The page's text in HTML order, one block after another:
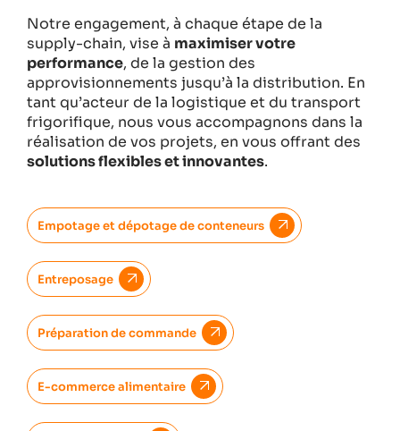
Notre engagement, à chaque étape de la
supply-chain, vise à maximiser votre
performance, de la gestion des
approvisionnements jusqu’à la distribution. En
tant qu’acteur de la logistique et du transport
frigorifique, nous vous accompagnons dans la
réalisation de vos projets, en vous offrant des
solutions flexibles et innovantes.
Empotage et dépotage de conteneurs
Entreposage
Préparation de commande
E-commerce alimentaire